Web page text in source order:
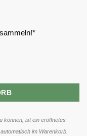
sammeln!*
können, ist ein eröffnetes
im Warenkorb.